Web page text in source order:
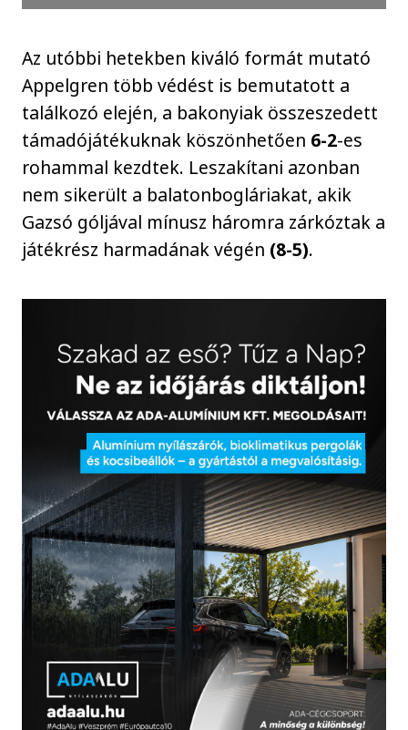
Az utóbbi hetekben kiváló formát mutató
Appelgren több védést is bemutatott a
találkozó elején, a bakonyiak összeszedett
támadójátékuknak köszönhetően 6-2-es
rohammal kezdtek. Leszakítani azonban
nem sikerült a balatonbogláriakat, akik
Gazsó góljával mínusz háromra zárkóztak a
játékrész harmadának végén (8-5).